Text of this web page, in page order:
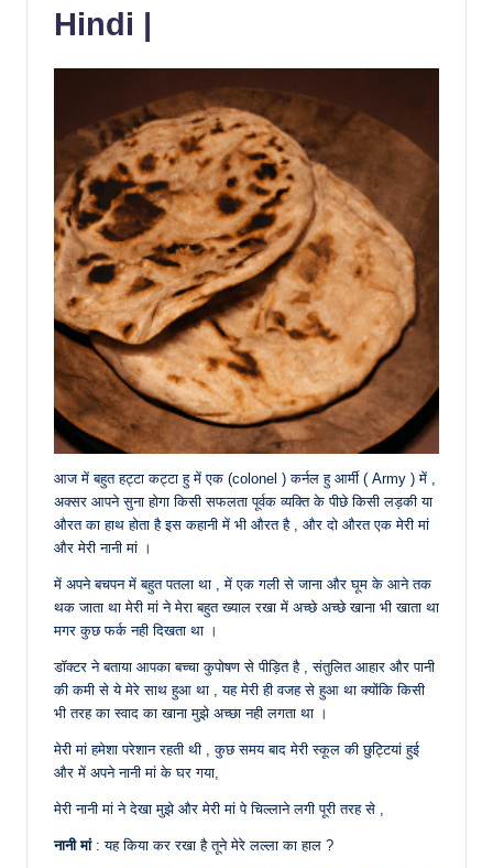
Hindi |
आज में बहुत हट्टा कट्टा हु में एक (colonel ) कर्नल हु आर्मी ( Army ) में ,
अक्सर आपने सुना होगा किसी सफलता पूर्वक व्यक्ति के पीछे किसी लड़की या
औरत का हाथ होता है इस कहानी में भी औरत है , और दो औरत एक मेरी मां
और मेरी नानी मां ।
में अपने बचपन में बहुत पतला था , में एक गली से जाना और घूम के आने तक
थक जाता था मेरी मां ने मेरा बहुत ख्याल रखा में अच्छे अच्छे खाना भी खाता था
मगर कुछ फर्क नही दिखता था ।
डॉक्टर ने बताया आपका बच्चा कुपोषण से पीड़ित है , संतुलित आहार और पानी
की कमी से ये मेरे साथ हुआ था , यह मेरी ही वजह से हुआ था क्योंकि किसी
भी तरह का स्वाद का खाना मुझे अच्छा नही लगता था ।
मेरी मां हमेशा परेशान रहती थी , कुछ समय बाद मेरी स्कूल की छुट्टियां हुई
और में अपने नानी मां के घर गया,
मेरी नानी मां ने देखा मुझे और मेरी मां पे चिल्लाने लगी पूरी तरह से ,
नानी मां : यह किया कर रखा है तूने मेरे लल्ला का हाल ?